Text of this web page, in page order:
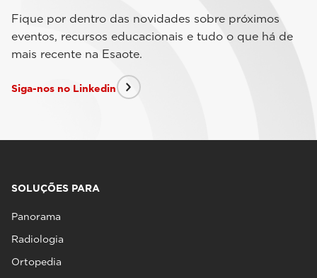
Fique por dentro das novidades sobre próximos
eventos, recursos educacionais e tudo o que há de
mais recente na Esaote.
Siga-nos no Linkedin
SOLUÇÕES PARA
Panorama
Radiologia
Ortopedia